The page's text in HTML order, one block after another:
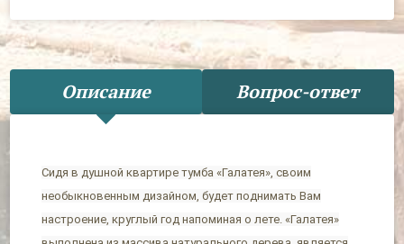
Описание Вопрос-ответ
Сидя в душной квартире тумба «Галатея», своим
необыкновенным дизайном, будет поднимать Вам
настроение, круглый год напоминая о лете. «Галатея»